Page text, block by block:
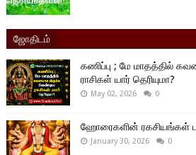
ஜோதிடம்
கணிப்பு ; மே மாதத்தில்
ராசிகள் யார் தெரியுமா?
May 02, 2026 0
ஹோரைகளின் ரகசியங்கள்
January 30, 2026 0